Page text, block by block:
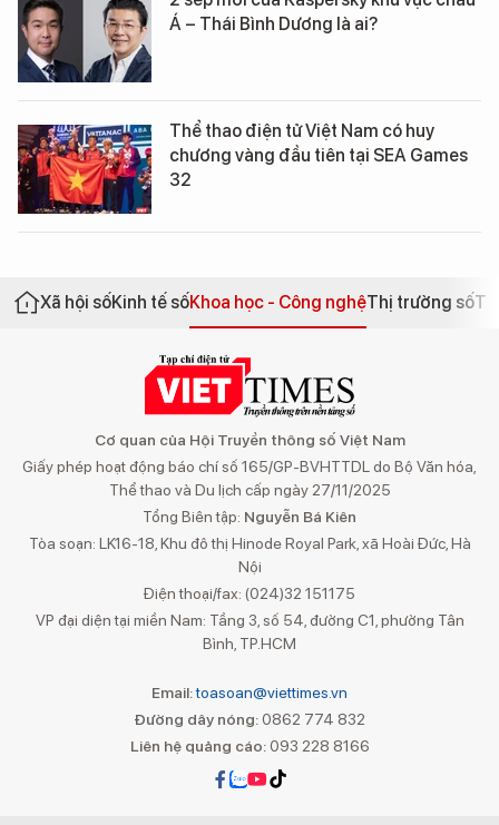
Á – Thái Bình Dương là ai?
Thể thao điện tử Việt Nam có huy
chương vàng đầu tiên tại SEA Games
32
Xã hội sốKinh tế sốKhoa học - Công nghệThị trường số
Cơ quan của Hội Truyền thông số Việt Nam
Giấy phép hoạt động báo chí số 165/GP-BVHTTDL do Bộ Văn hóa,
Thể thao và Du lịch cấp ngày 27/11/2025
Tổng Biên tập: Nguyễn Bá Kiên
Tòa soạn: LK16-18, Khu đô thị Hinode Royal Park, xã Hoài Đức, Hà
Nội
Điện thoại/fax: (024)32 151175
VP đại diện tại miền Nam: Tầng 3, số 54, đường C1, phường Tân
Bình, TP.HCM
Email:toasoan@viettimes.vn
Đường dây nóng: 0862 774 832
Liên hệ quảng cáo:093 228 8166